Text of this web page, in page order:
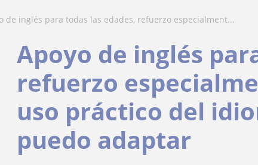
de inglés para todas las edades, refuerzo especialment...
Apoyo de inglés
refuerzo
uso práctico del
puedo adaptar